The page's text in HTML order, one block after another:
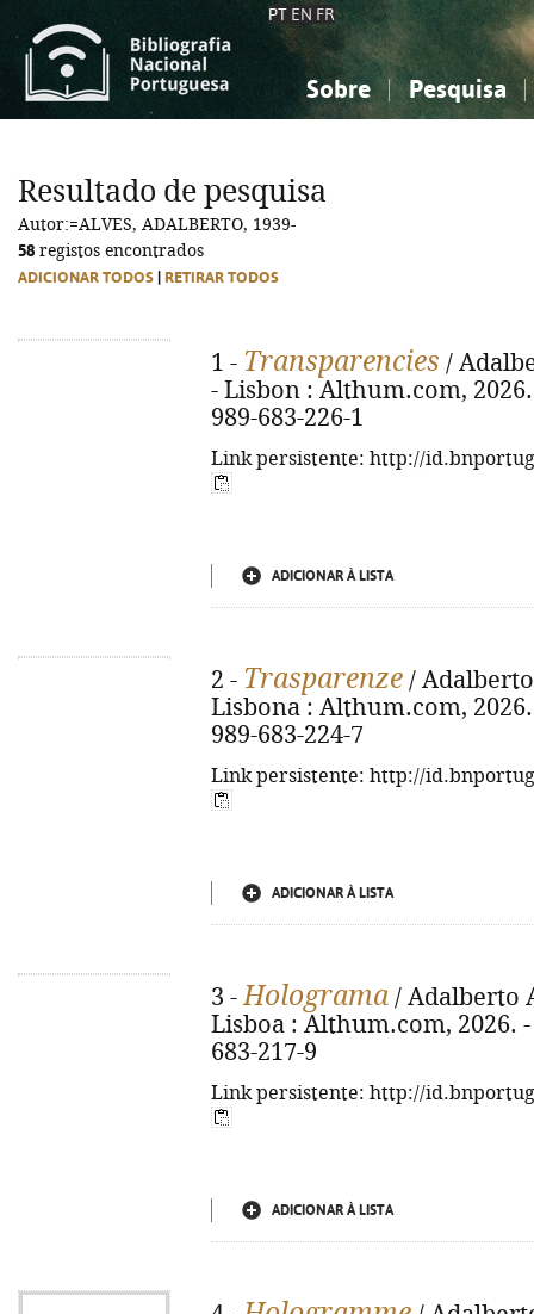
PT EN FR
Sobre Pesquisa
Ciências sociais...
Ciências sociais...
Resultado de pesquisa
Autor:=ALVES, ADALBERTO, 1939-
58 registos encontrados
ADICIONAR TODOS RETIRAR TODOS
1 - Transparencies /
- Lisbon : Althum.com, 2026.
989-683-226-1
Link persistente: http://
ADICIONAR À LISTA
2 - Trasparenze /
Lisbona : Althum.com, 2026.
989-683-224-7
Link persistente: http://
ADICIONAR À LISTA
3 -Holograma / Adalberto
Lisboa : Althum.com, 2026. -
683-217-9
Link persistente: http://
ADICIONAR À LISTA